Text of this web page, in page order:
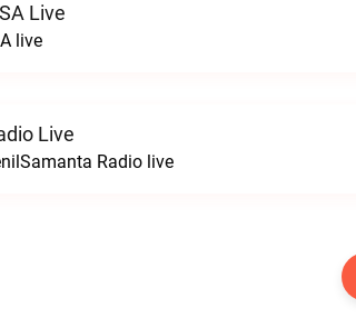
Live
live
Live
Radio live